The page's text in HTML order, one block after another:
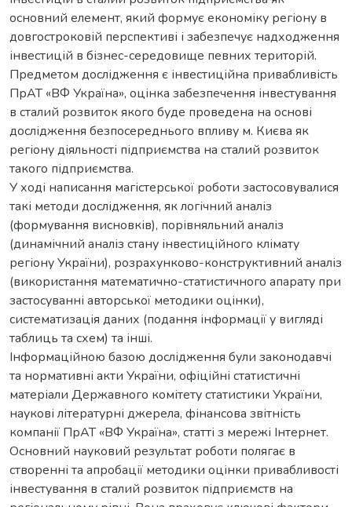
основний елемент, який формує економіку регіону в
довгостроковій перспективі і забезпечує надходження
інвестицій в бізнес-середовище певних територій.
Предметом дослідження є інвестиційна привабливість
ПрАТ «ВФ Україна», оцінка забезпечення інвестування
в сталий розвиток якого буде проведена на основі
дослідження безпосереднього впливу м. Києва як
регіону діяльності підприємства на сталий розвиток
такого підприємства.
У ході написання магістерської роботи застосовувалися
такі методи дослідження, як логічний аналіз
(формування висновків), порівняльний аналіз
(динамічний аналіз стану інвестиційного клімату
регіону України), розрахунково-конструктивний аналіз
(використання математично-статистичного апарату при
застосуванні авторської методики оцінки),
систематизація даних (подання інформації у вигляді
таблиць та схем) та інші.
Інформаційною базою дослідження були законодавчі
та нормативні акти України, офіційні статистичні
матеріали Державного комітету статистики України,
наукові літературні джерела, фінансова звітність
компанії ПрАТ «ВФ Україна», статті з мережі Інтернет.
Основний науковий результат роботи полягає в
створенні та апробації методики оцінки привабливості
інвестування в сталий розвиток підприємств на